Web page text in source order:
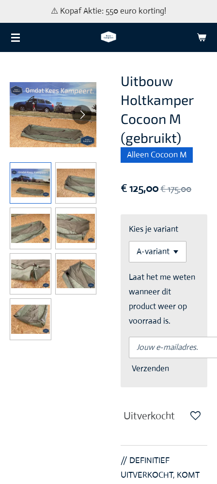
direct
naar
de
⚠️ Kopaf Aktie: 550 euro korting!
Uitbouw
Holtkamper
Cocoon M
(gebruikt)
Alleen Cocoon M
€ 125,00€ 175,00
Kies je variant
Laat het me weten
wanneer dit
product weer op
voorraad is.
Verzenden
Uitverkocht
// DEFINITIEF
UITVERKOCHT, KOMT